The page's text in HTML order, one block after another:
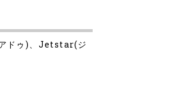
ドゥ)、Jetstar(ジ